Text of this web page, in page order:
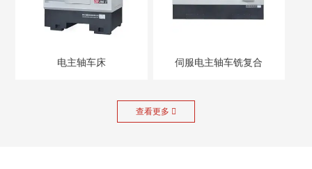
电主轴车床
伺服电主轴车铣复合
查看更多 